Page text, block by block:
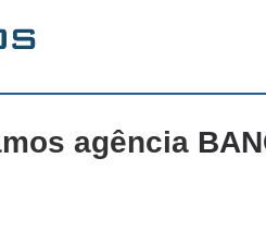
agência